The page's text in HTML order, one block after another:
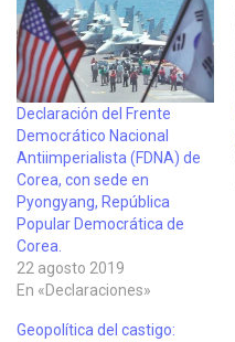
Declaración del Frente
Democrático Nacional
Antiimperialista (FDNA) de
Corea, con sede en
Pyongyang, República
Popular Democrática de
Corea.
22 agosto 2019
En «Declaraciones»
Geopolítica del castigo: